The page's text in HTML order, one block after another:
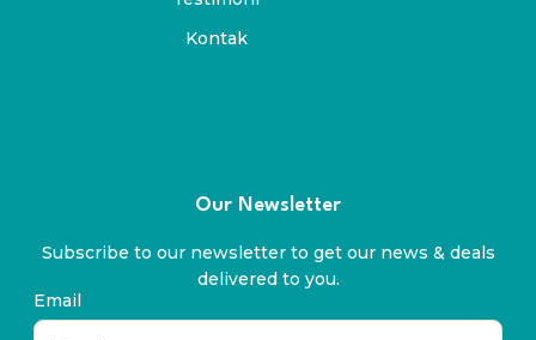
Kontak
Our Newsletter
Subscribe to our newsletter to get our news & deals
delivered to you.
Email